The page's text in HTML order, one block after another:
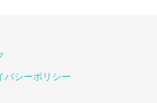
バシーポリシー